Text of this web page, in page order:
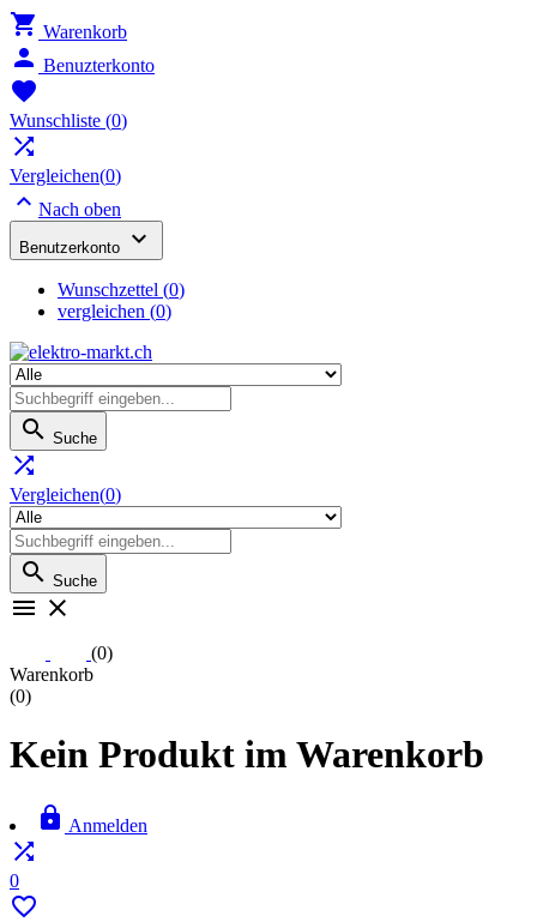
 Warenkorb
 Benuzterkonto

Wunschliste (0)

Vergleichen(0)
 Nach oben
Benutzerkonto 
Wunschzettel (0)
vergleichen (0)
 Suche

Vergleichen(0)
 Suche
 
(0)
Warenkorb
(0)
Kein Produkt im Warenkorb
 Anmelden

0
